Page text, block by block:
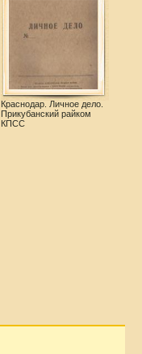
Краснодар. Личное дело.
Прикубанский райком
КПСС